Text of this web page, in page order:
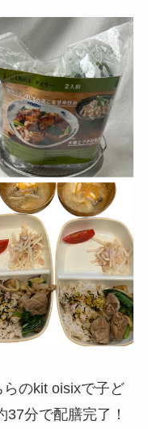
のkit oisixで子ど
分で配膳完了！